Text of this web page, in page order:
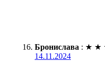
Бронислава : ★ ★
14.11.2024